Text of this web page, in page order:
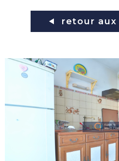
retour